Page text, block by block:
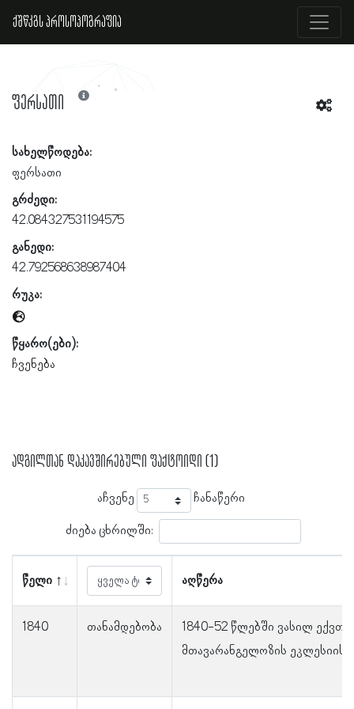
ქშწკგს პროსოპოგრაფია
ფერსათი
სახელწოდება:
ფერსათი
გრძედი:
42.084327531194575
განედი:
42.792568638987404
რუკა:
წყარო(ები):
ჩვენება
ადგილთან დაკავშირებული ფაქტოიდი (1)
აჩვენე ჩანაწერი
ძიება ცხრილში:
წელი აღწერა
1840 თანამდებობა
1840-52 წლებში ვასილ
მთავარანგელოზის ეკლესიის